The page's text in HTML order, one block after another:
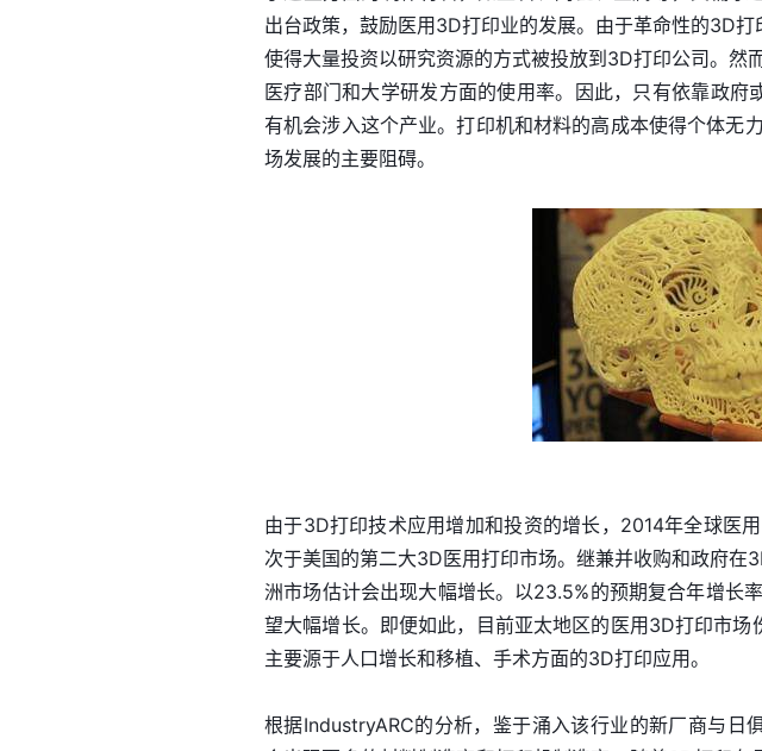
出台政策，鼓励医用3D打印业的发展。由于革命性的3D打
使得大量投资以研究资源的方式被投放到3D打印公司。然
医疗部门和大学研发方面的使用率。因此，只有依靠政府
有机会涉入这个产业。打印机和材料的高成本使得个体无
场发展的主要阻碍。
由于3D打印技术应用增加和投资的增长，2014年全球医
次于美国的第二大3D医用打印市场。继兼并收购和政府在
洲市场估计会出现大幅增长。以23.5%的预期复合年增长
望大幅增长。即便如此，目前亚太地区的医用3D打印市
主要源于人口增长和移植、手术方面的3D打印应用。
根据IndustryARC的分析，鉴于涌入该行业的新厂商与日